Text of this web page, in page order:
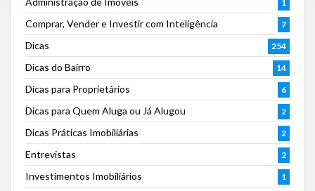
1
Comprar, Vender e Investir com Inteligência 7
Dicas 254
Dicas do Bairro 14
Dicas para Proprietários 6
Dicas para Quem Aluga ou Já Alugou 2
Dicas Práticas Imobiliárias 2
Entrevistas 2
Investimentos Imobiliários 1